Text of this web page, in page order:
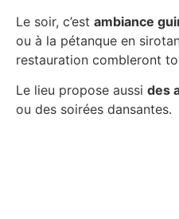
Le soir, c’est ambiance
ou à la pétanque en
restauration combleront
Le lieu propose aussi des
ou des soirées dansantes.